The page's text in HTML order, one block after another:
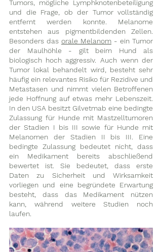
Tumors, mögliche Lymphknotenbeteiligung
und die Frage, ob der Tumor vollständig
entfernt werden konnte. Melanome
entstehen aus pigmentbildenden Zellen.
Besonders das orale Melanom - ein Tumor
der Maulhöhle - gilt beim Hund als
biologisch hoch aggressiv. Auch wenn der
Tumor lokal behandelt wird, besteht sehr
häufig ein relevantes Risiko für Rezidive und
Metastasen und nimmt vielen Betroffenen
jede Hoffnung auf etwas mehr Lebenszeit.
In den USA besitzt Gilvetmab eine bedingte
Zulassung für Hunde mit Mastzelltumoren
der Stadien I bis III sowie für Hunde mit
Melanomen der Stadien II bis III. Eine
bedingte Zulassung bedeutet nicht, dass
ein Medikament bereits abschließend
bewertet ist. Sie bedeutet, dass erste
Daten zu Sicherheit und Wirksamkeit
vorliegen und eine begründete Erwartung
besteht, dass das Medikament nützen
kann, während weitere Studien noch
laufen.